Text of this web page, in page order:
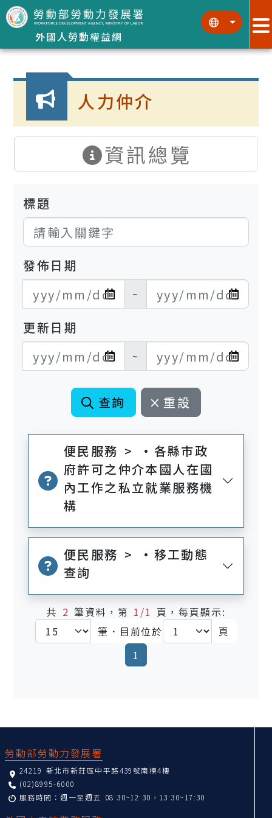
跳到主要內容區塊
外國人勞動權益網
::: :::
:::
人力仲介
資訊總覽
標題
發佈日期
發布日期開始
~
發布日期結束
更新日期
更新日期開始
~
更新日期結束
查詢 重設
便民服務 > •各縣市政
府許可之仲介本國人在國
內工作之私立就業服務機
構
便民服務 > •移工動態
查詢
共 2筆資料，第 1/1 頁，每頁顯示:
筆．目前位於
頁
1
勞動部勞動力發展署
24219 新北市新莊區中平路439號南棟4樓
(02)8995-6000
服務時間：週一至週五 08:30~12:30，13:30~17:30